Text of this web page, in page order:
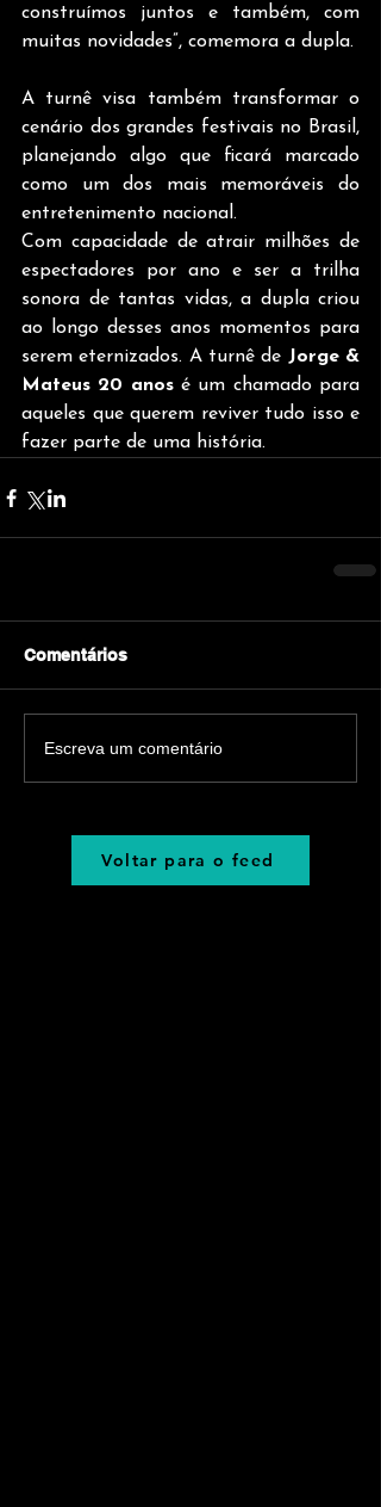
construímos juntos e também, com
muitas novidades”, comemora a dupla.
A turnê visa também transformar o
cenário dos grandes festivais no Brasil,
planejando algo que ficará marcado
como um dos mais memoráveis do
entretenimento nacional.
Com capacidade de atrair milhões de
espectadores por ano e ser a trilha
sonora de tantas vidas, a dupla criou
ao longo desses anos momentos para
serem eternizados. A turnê de Jorge &
Mateus 20 anos é um chamado para
aqueles que querem reviver tudo isso e
fazer parte de uma história.
Comentários
Escreva um comentário
Voltar para o feed